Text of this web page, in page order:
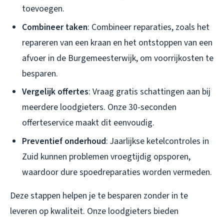
toevoegen.
Combineer taken: Combineer reparaties, zoals het
repareren van een kraan en het ontstoppen van een
afvoer in de Burgemeesterwijk, om voorrijkosten te
besparen.
Vergelijk offertes: Vraag gratis schattingen aan bij
meerdere loodgieters. Onze 30-seconden
offerteservice maakt dit eenvoudig.
Preventief onderhoud: Jaarlijkse ketelcontroles in
Zuid kunnen problemen vroegtijdig opsporen,
waardoor dure spoedreparaties worden vermeden.
Deze stappen helpen je te besparen zonder in te
leveren op kwaliteit. Onze loodgieters bieden